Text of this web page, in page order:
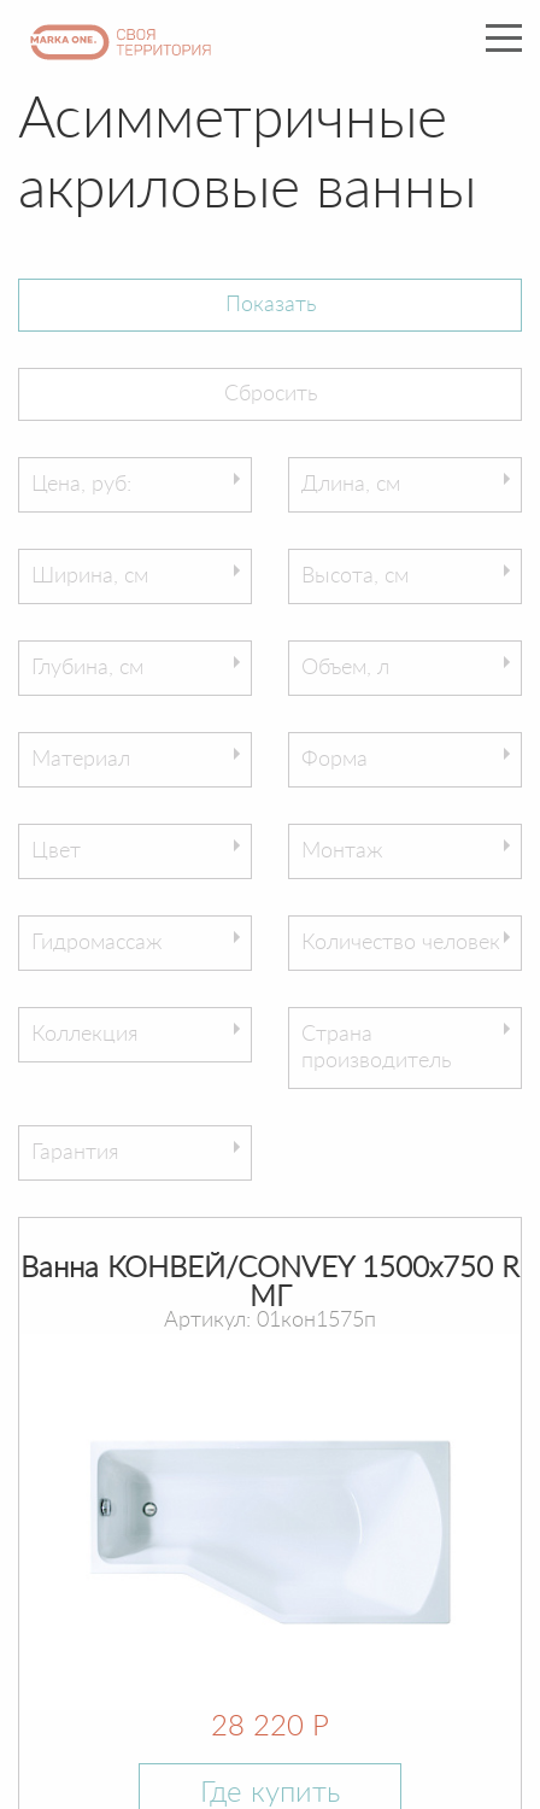
Асимметричные
акриловые ванны
Цена, руб: Длина, см
Ширина, см Высота, см
Глубина, см Объем, л
Материал Форма
Цвет Монтаж
Гидромассаж Количество человек
Коллекция
Страна
производитель
Гарантия
Ванна КОНВЕЙ/CONVEY 1500х750 R
МГ
Артикул: 01кон1575п
28 220 Р
Где купить